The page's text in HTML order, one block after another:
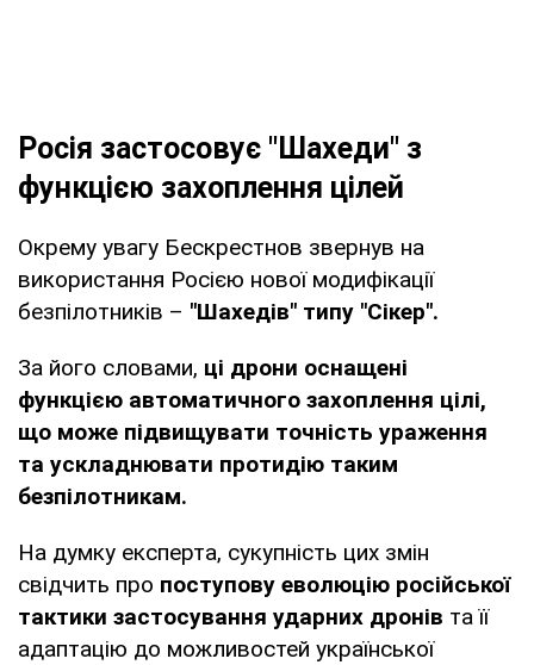
Росія застосовує "Шахеди" з
функцією захоплення цілей
Окрему увагу Бескрестнов звернув на
використання Росією нової модифікації
безпілотників – "Шахедів" типу "Сікер".
За його словами, ці дрони оснащені
функцією автоматичного захоплення цілі,
що може підвищувати точність ураження
та ускладнювати протидію таким
безпілотникам.
На думку експерта, сукупність цих змін
свідчить про поступову еволюцію російської
тактики застосування ударних дронів та її
адаптацію до можливостей української